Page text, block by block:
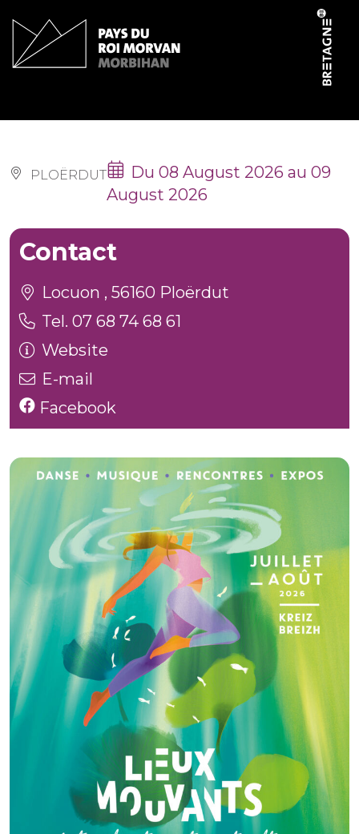
PLOËRDUT
Du 08 August 2026 au 09
August 2026
Contact
Locuon , 56160 Ploërdut
Tel. 07 68 74 68 61
Website
E-mail
Facebook